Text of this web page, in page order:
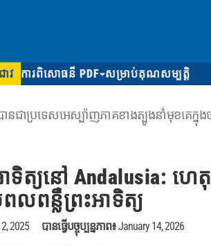
ាវ ការពិសោធន៏ PDF សម្រាប់គុណសម្បត្តិ
នជាប្រទេសអេស្ប៉ាញភាគខាងត្បូងនាំមុខគេក្នុង
ទិត្យនៅ Andalusia: ហេ
លពន្លឺព្រះអាទិត្យ
2025 បានធ្វើបច្ចុប្បន្នភាព៖January 14, 2026